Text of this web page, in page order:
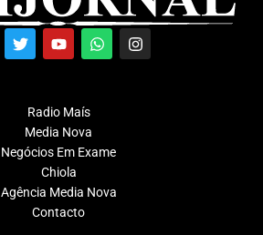
Radio Maís
Media Nova
Negócios Em Exame
Chiola
Agência Media Nova
Contacto